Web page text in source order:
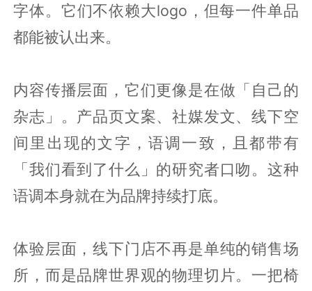
字体。它们不依赖大logo，但每一件单品
都能被认出来。
内容传播层面，它们更像是在做「自己的
杂志」。产品页文案、社媒发文、线下空
间里出现的文字，语调一致，且都带有
「我们看到了什么」的研究者口吻。这种
语调本身就在为品牌持续打底。
体验层面，线下门店不再是单纯的销售场
所，而是品牌世界观的物理切片。一把椅